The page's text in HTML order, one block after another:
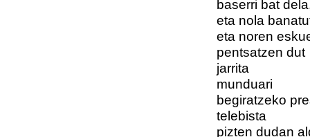
baserri bat
eta nola
eta noren
pentsatzen dut
jarrita
munduari
begiratzeko
telebista
pizten dudan